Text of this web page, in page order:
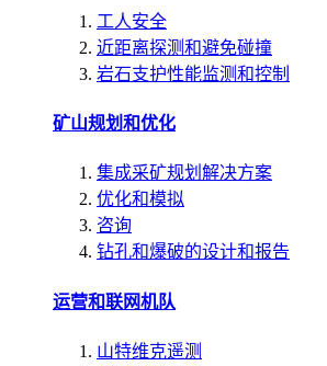
工人安全
近距离探测和避免碰撞
岩石支护性能监测和控制
矿山规划和优化
集成采矿规划解决方案
优化和模拟
咨询
钻孔和爆破的设计和报告
运营和联网机队
山特维克遥测